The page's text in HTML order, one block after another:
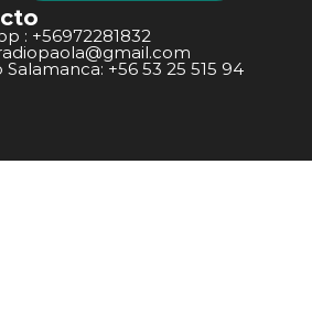
: +56972281832
+56 53 25 515 94